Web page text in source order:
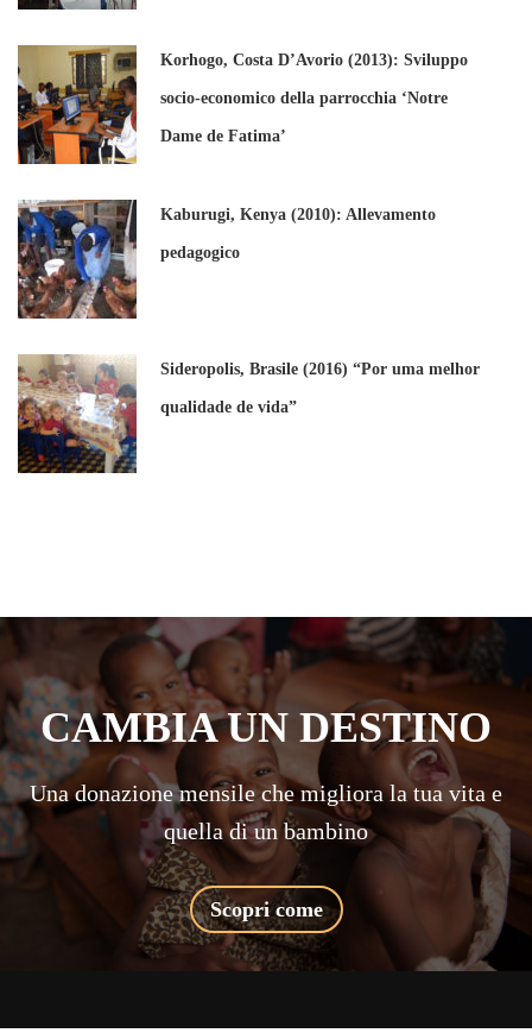
Korhogo, Costa D’Avorio (2013): Sviluppo
socio-economico della parrocchia ‘Notre
Dame de Fatima’
Kaburugi, Kenya (2010): Allevamento
pedagogico
Sideropolis, Brasile (2016) “Por uma melhor
qualidade de vida”
CAMBIA UN DESTINO
Una donazione mensile che migliora la tua vita e
quella di un bambino
Scopri come